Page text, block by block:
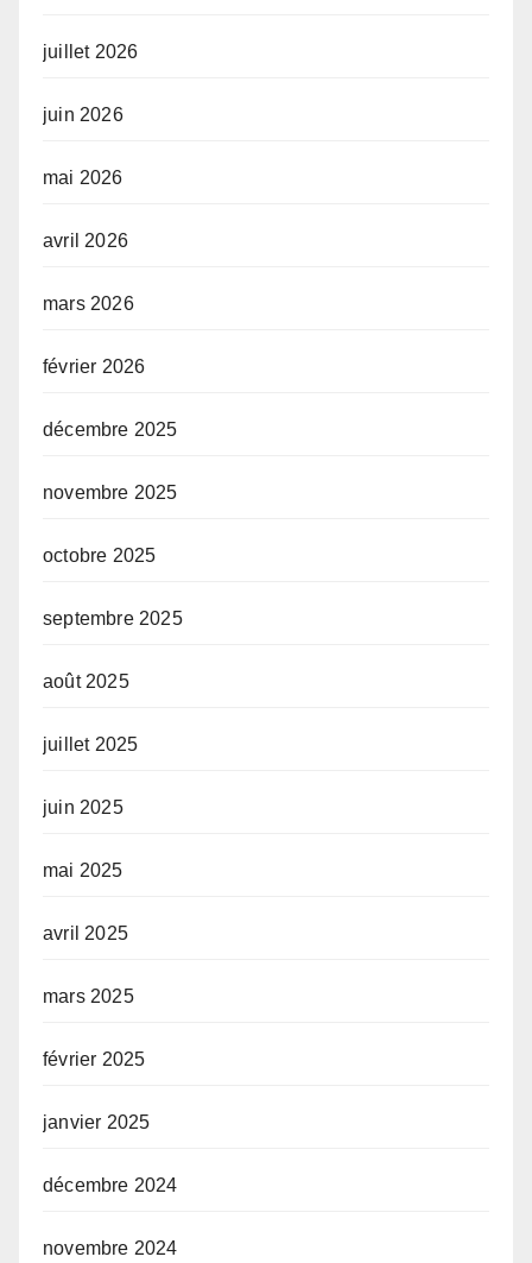
juillet 2026
juin 2026
mai 2026
avril 2026
mars 2026
février 2026
décembre 2025
novembre 2025
octobre 2025
septembre 2025
août 2025
juillet 2025
juin 2025
mai 2025
avril 2025
mars 2025
février 2025
janvier 2025
décembre 2024
novembre 2024